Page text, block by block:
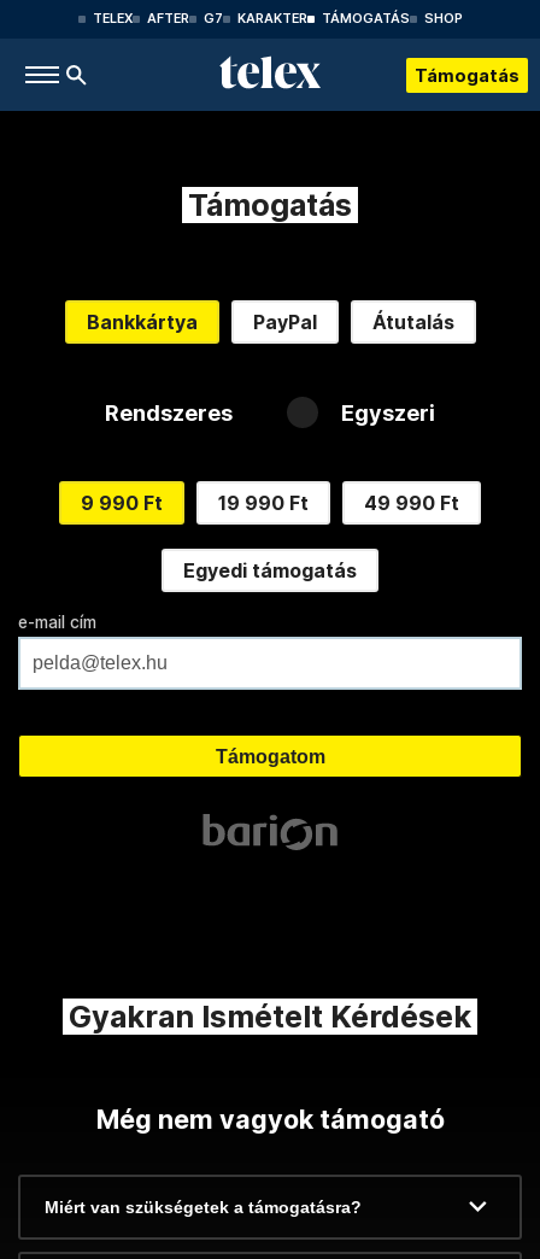
TELEX AFTER G7 KARAKTER TÁMOGATÁS SHOP
Támogatás
Támogatás
Bankkártya PayPal Átutalás
Rendszeres Egyszeri
9 990 Ft 19 990 Ft 49 990 Ft
Egyedi támogatás
e-mail cím
Gyakran Ismételt Kérdések
Még nem vagyok támogató
Miért van szükségetek a támogatásra?